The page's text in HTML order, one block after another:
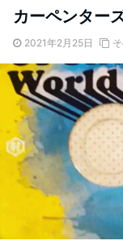
カーペンター
2021年2月25日